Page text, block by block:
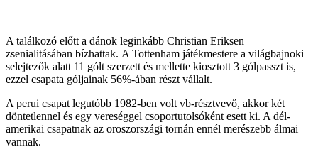
A találkozó előtt a dánok leginkább Christian Eriksen
zsenialitásában bízhattak. A Tottenham játékmestere a világbajnoki
selejtezők alatt 11 gólt szerzett és mellette kiosztott 3 gólpasszt is,
ezzel csapata góljainak 56%-ában részt vállalt.
A perui csapat legutóbb 1982-ben volt vb-résztvevő, akkor két
döntetlennel és egy vereséggel csoportutolsóként esett ki. A dél-
amerikai csapatnak az oroszországi tornán ennél merészebb álmai
vannak.